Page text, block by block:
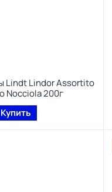
Lindt Lindor Assortito
Nocciola 200г
Купить